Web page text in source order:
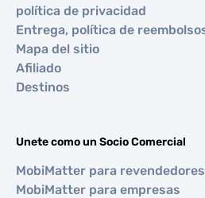
política de privacidad
Entrega, política de
Mapa del sitio
Afiliado
Destinos
Unete como un Socio Comercial
MobiMatter para revendedores
MobiMatter para empresas